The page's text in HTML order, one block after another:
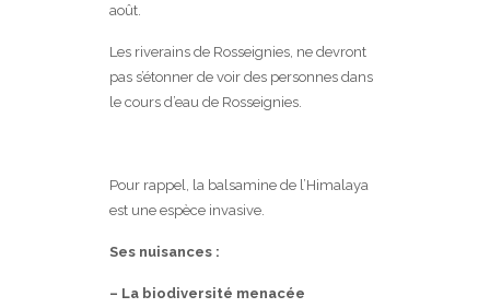
août.
Les riverains de Rosseignies, ne devront
pas s’étonner de voir des personnes dans
le cours d’eau de Rosseignies.
Pour rappel, la balsamine de l’Himalaya
est une espèce invasive.
Ses nuisances :
– La biodiversité menacée